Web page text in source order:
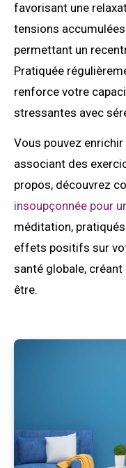
favorisant une
tensions
permettant un
Pratiquée
renforce votre
stressantes avec
Vous pouvez
associant des
propos, découvrez
insoupçonnée pour
méditation,
effets positifs sur
santé globale,
être.